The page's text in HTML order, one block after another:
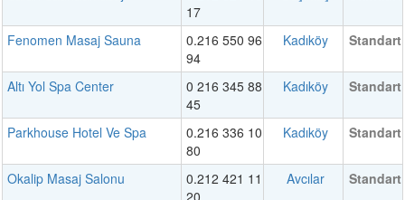
17
Fenomen Masaj Sauna
0.216 550 96
94
Kadıköy Standart
Altı Yol Spa Center
0 216 345 88
45
Kadıköy Standart
Parkhouse Hotel Ve Spa
0.216 336 10
80
Kadıköy Standart
Okalip Masaj Salonu
0.212 421 11
Avcılar Standart